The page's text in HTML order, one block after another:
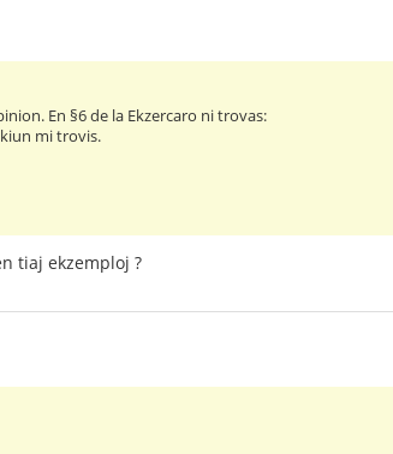
En §6 de la Ekzercaro ni trovas:
mi trovis.
tiaj ekzemploj ?